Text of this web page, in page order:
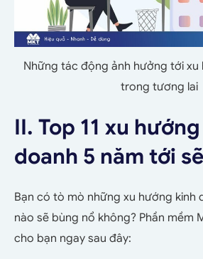
Những tác động ảnh hưởng tới xu
trong tương lai
II. Top 11 xu
doanh 5 năm tới
Bạn có tò mò những xu hướng kinh
nào sẽ bùng nổ không? Phần mềm
cho bạn ngay sau đây: